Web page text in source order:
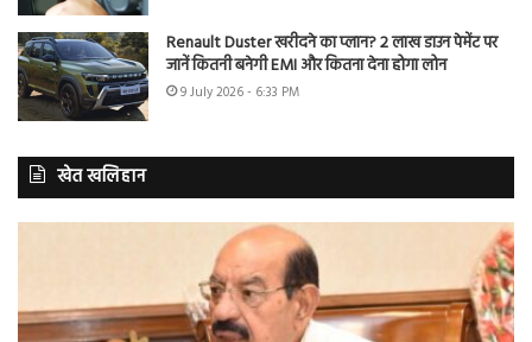
Renault Duster खरीदने का प्लान? 2 लाख डाउन पेमेंट पर
जानें कितनी बनेगी EMI और कितना देना होगा लोन
9 July 2026 - 6:33 PM
खेत खलिहान